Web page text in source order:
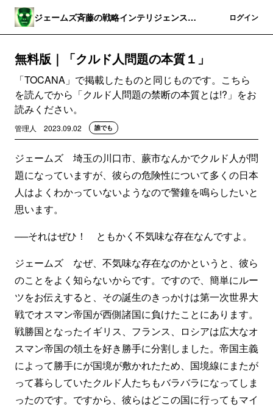
ジェームズ斉藤の戦略インテリジェンス・
ログイン
無料版｜「クルド人問題の本質１」
「TOCANA」で掲載したものと同じものです。こちら
を読んでから「クルド人問題の禁断の本質とは!?」をお
読みください。
管理人 2023.09.02 誰でも
ジェームズ 埼玉の川口市、蕨市なんかでクルド人が問
題になっていますが、彼らの危険性について多くの日本
人はよくわかっていないようなので警鐘を鳴らしたいと
思います。
──それはぜひ！ ともかく不気味な存在なんですよ。
ジェームズ なぜ、不気味な存在なのかというと、彼ら
のことをよく知らないからです。ですので、簡単にルー
ツをお伝えすると、その誕生のきっかけは第一次世界大
戦でオスマン帝国が西側諸国に負けたことにあります。
戦勝国となったイギリス、フランス、ロシアは広大なオ
スマン帝国の領土を好き勝手に分割しました。帝国主義
によって勝手にが国境が敷かれたため、国境線にまたが
って暮らしていたクルド人たちもバラバラになってしま
ったのです。ですから、彼らはどこの国に行ってもマイ